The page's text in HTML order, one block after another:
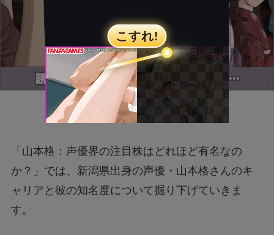
「山本格：声優界の注目株はどれほど有名なの
か？」では、新潟県出身の声優・山本格さんのキ
ャリアと彼の知名度について掘り下げていきま
す。